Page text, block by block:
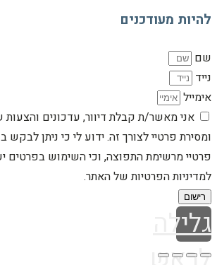
להיות מעודכנים
שם
נייד
אימייל
אני מאשר/ת קבלת דיוור, עדכונים והצעות
ומסירת פרטיי לצורך זה. ידוע לי כי ניתן
פרטיי מרשימת התפוצה, וכי השימוש
למדיניות הפרטיות של האתר.
רישום
גלילה